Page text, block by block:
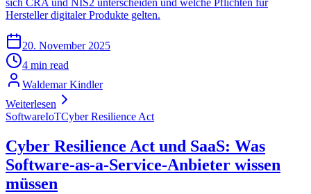
sich CRA und NIS2 unterscheiden und welche Pflichten für
Hersteller digitaler Produkte gelten.
20. November 2025
4 min read
Waldemar Kindler
Weiterlesen
SoftwareIoTCyber Resilience Act
Cyber Resilience Act und SaaS: Was
Software-as-a-Service-Anbieter wissen
müssen